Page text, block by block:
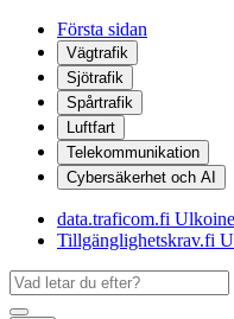
Första sidan
Vägtrafik
Sjötrafik
Spårtrafik
Luftfart
Telekommunikation
Cybersäkerhet och AI
data.traficom.fi
Tillgänglighetskrav.fi